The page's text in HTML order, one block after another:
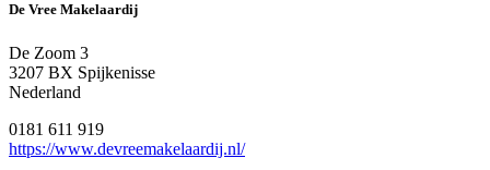
De Vree Makelaardij
De Zoom 3
3207 BX Spijkenisse
Nederland
0181 611 919
https://www.devreemakelaardij.nl/